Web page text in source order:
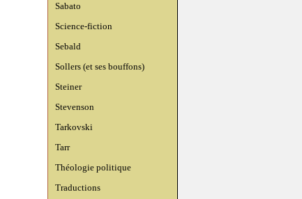
Sabato
Science-fiction
Sebald
Sollers (et ses bouffons)
Steiner
Stevenson
Tarkovski
Tarr
Théologie politique
Traductions